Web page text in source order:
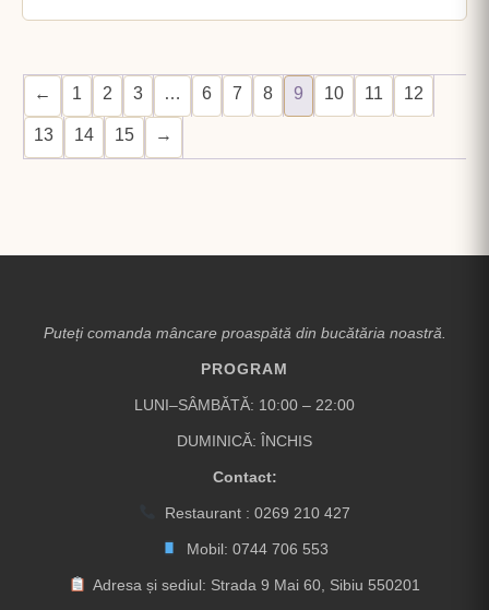
← 1 2 3 … 6 7 8 9 10 11 12
13 14 15 →
Puteți comanda mâncare proaspătă din bucătăria noastră.
PROGRAM
LUNI–SÂMBĂTĂ: 10:00 – 22:00
DUMINICĂ: ÎNCHIS
Contact:
Restaurant : 0269 210 427
Mobil: 0744 706 553
Adresa și sediul: Strada 9 Mai 60, Sibiu 550201